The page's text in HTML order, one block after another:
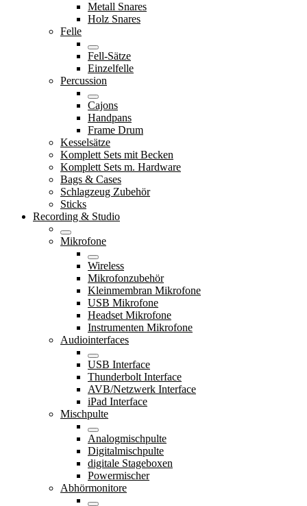
Metall Snares
Holz Snares
Felle
Fell-Sätze
Einzelfelle
Percussion
Cajons
Handpans
Frame Drum
Kesselsätze
Komplett Sets mit Becken
Komplett Sets m. Hardware
Bags & Cases
Schlagzeug Zubehör
Sticks
Recording & Studio
Mikrofone
Wireless
Mikrofonzubehör
Kleinmembran Mikrofone
USB Mikrofone
Headset Mikrofone
Instrumenten Mikrofone
Audiointerfaces
USB Interface
Thunderbolt Interface
AVB/Netzwerk Interface
iPad Interface
Mischpulte
Analogmischpulte
Digitalmischpulte
digitale Stageboxen
Powermischer
Abhörmonitore